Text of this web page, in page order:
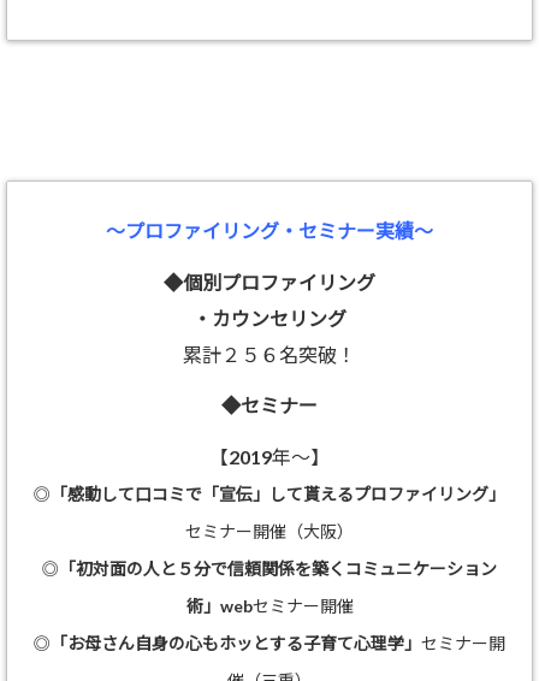
～プロファイリング・セミナー実績～
◆個別プロファイリング
・カウンセリング
累計２５６名突破！
◆セミナー
【2019年～】
◎ 「感動して口コミで「宣伝」して貰えるプロファイリング」
セミナー開催（大阪）
◎ 「初対面の人と５分で信頼関係を築くコミュニケーション
術」 webセミナー開催
◎ 「お母さん自身の心もホッとする子育て心理学」 セミナー開